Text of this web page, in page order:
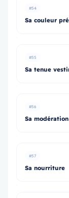
#54
Sa couleur
#55
Sa tenue
#56
Sa
#57
Sa nourriture